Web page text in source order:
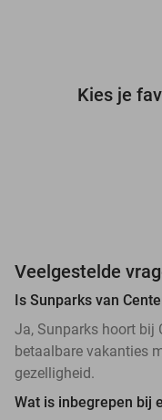
Kies je
Veelgestelde
Is Sunparks van
Ja, Sunparks hoort bij
betaalbare vakanties
gezelligheid.
Wat is inbegrepen bij